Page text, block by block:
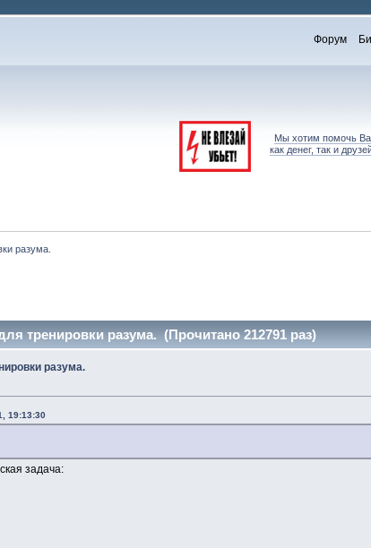
Форум
Мы хотим помочь
как денег, так и
разума.
тренировки разума. (Прочитано 212791 раз)
разума.
19:13:30
задача: